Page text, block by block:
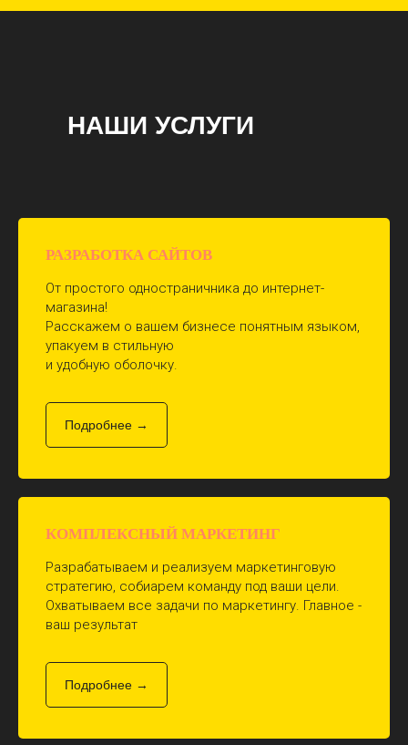
НАШИ УСЛУГИ
РАЗРАБОТКА САЙТОВ
От простого одностраничника до интернет-
магазина!
Расскажем о вашем бизнесе понятным языком,
упакуем в стильную
и удобную оболочку.
Подробнее →
КОМПЛЕКСНЫЙ МАРКЕТИНГ
Разрабатываем и реализуем маркетинговую
стратегию, собиарем команду под ваши цели.
Охватываем все задачи по маркетингу. Главное -
ваш результат
Подробнее →